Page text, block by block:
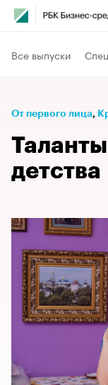
Все выпуски
От первого лица⁠,
детства